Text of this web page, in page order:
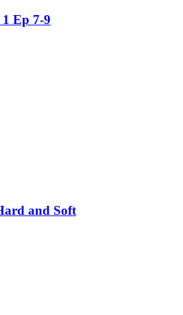
Ep 7-9
and Soft